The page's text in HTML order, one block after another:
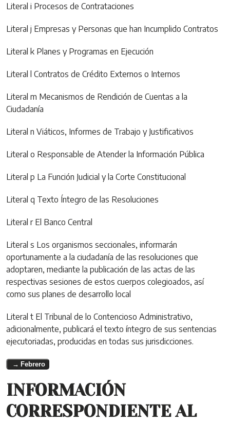
Literal i Procesos de Contrataciones
Literal j Empresas y Personas que han Incumplido Contratos
Literal k Planes y Programas en Ejecución
Literal l Contratos de Crédito Externos o Internos
Literal m Mecanismos de Rendición de Cuentas a la
Ciudadanía
Literal n Viáticos, Informes de Trabajo y Justificativos
Literal o Responsable de Atender la Información Pública
Literal p La Función Judicial y la Corte Constitucional
Literal q Texto Íntegro de las Resoluciones
Literal r El Banco Central
Literal s Los organismos seccionales, informarán
oportunamente a la ciudadanía de las resoluciones que
adoptaren, mediante la publicación de las actas de las
respectivas sesiones de estos cuerpos colegioados, así
como sus planes de desarrollo local
Literal t El Tribunal de lo Contencioso Administrativo,
adicionalmente, publicará el texto íntegro de sus sentencias
ejecutoriadas, producidas en todas sus jurisdicciones.
Febrero
INFORMACIÓN
CORRESPONDIENTE AL